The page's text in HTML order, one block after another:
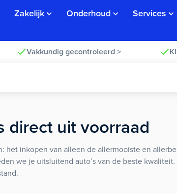
Zakelijk Onderhoud
Services
Vakkundig gecontroleerd >
direct uit voorraad
het inkopen van alleen de allermooiste en
we je uitsluitend auto’s van de beste